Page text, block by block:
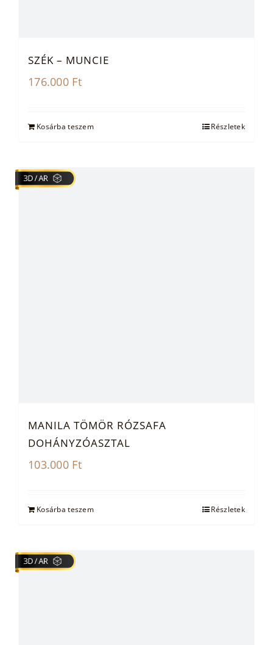
SZÉK – MUNCIE
176.000 Ft
Kosárba teszem Részletek
MANILA TÖMÖR RÓZSAFA
DOHÁNYZÓASZTAL
103.000 Ft
Kosárba teszem Részletek